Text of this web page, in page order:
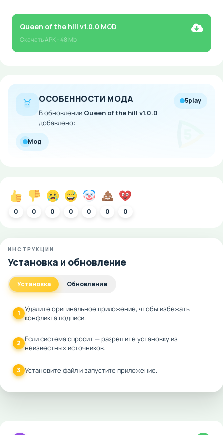
Queen of the hill v1.0.0 MOD
СкачатьAPK- 48 Mb
ОСОБЕННОСТИ МОДА
В обновлении Queen of the hill v1.0.0
добавлено:
5play
Мод
0 0 0 0 0 0 0
ИНСТРУКЦИИ
Установка и обновление
Установка Обновление
1 Удалите оригинальное приложение, чтобы избежать
конфликта подписи.
2 Если система спросит — разрешите установку из
неизвестных источников.
3 Установите файл и запустите приложение.